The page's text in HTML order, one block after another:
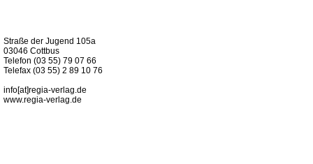
Straße der Jugend 105a
03046 Cottbus
Telefon (03 55) 79 07 66
Telefax (03 55) 2 89 10 76
info[at]regia-verlag.de
www.regia-verlag.de